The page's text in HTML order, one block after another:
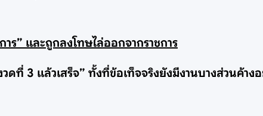
ร” และถูกลงโทษไล่ออกจากราชการ
3 แล้วเสร็จ” ทั้งที่ข้อเท็จจริงยังมีงานบางส่วนค้าง